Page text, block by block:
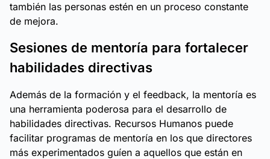
también las personas estén en un proceso constante
de mejora.
Sesiones de mentoría para fortalecer
habilidades directivas
Además de la formación y el feedback, la mentoría es
una herramienta poderosa para el desarrollo de
habilidades directivas. Recursos Humanos puede
facilitar programas de mentoría en los que directores
más experimentados guíen a aquellos que están en